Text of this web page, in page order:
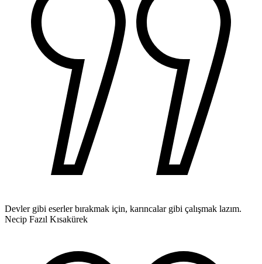
Devler gibi eserler bırakmak için, karıncalar gibi çalışmak lazım.
Necip Fazıl Kısakürek